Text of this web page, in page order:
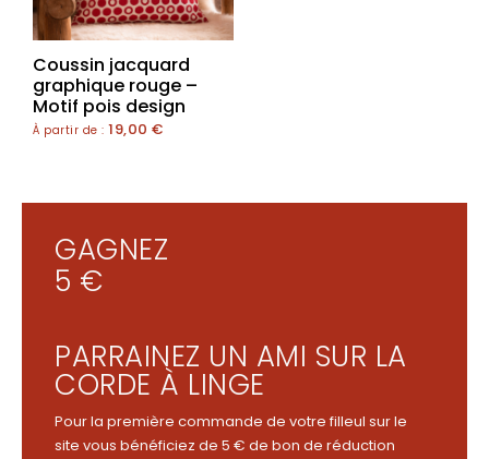
Coussin jacquard
graphique rouge –
Motif pois design
À partir de : 19,00 €
GAGNEZ
5 €
PARRAINEZ UN AMI SUR LA
CORDE À LINGE
Pour la première commande de votre filleul sur le
site vous bénéficiez de 5 € de bon de réduction